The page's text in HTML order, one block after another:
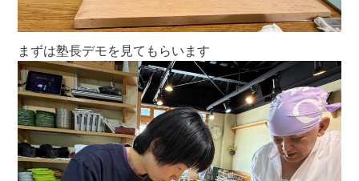
まずは塾長デモを見てもらいます